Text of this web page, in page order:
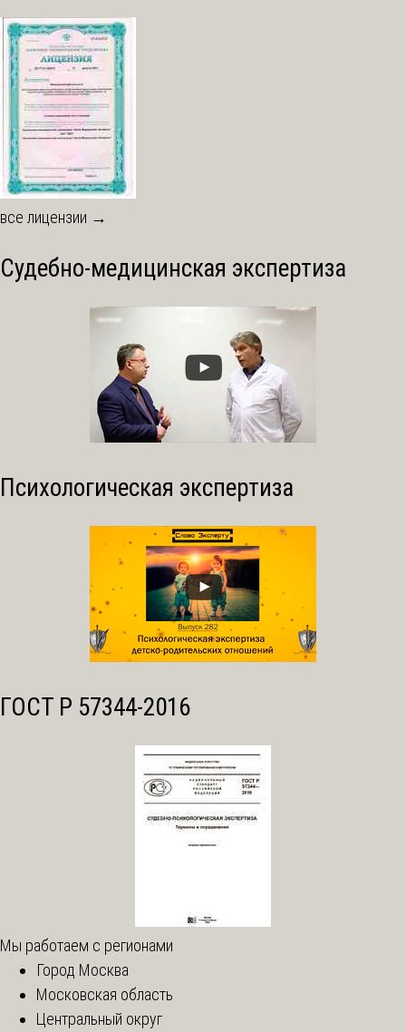
все лицензии →
Судебно-медицинская экспертиза
Психологическая экспертиза
ГОСТ Р 57344-2016
Мы работаем с регионами
Город Москва
Московская область
Центральный округ